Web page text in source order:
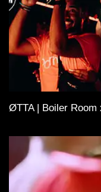
ØTTA | Boiler